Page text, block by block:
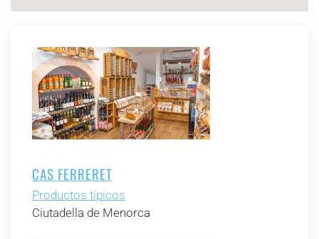
CAS FERRERET
Productos típicos
Ciutadella de Menorca